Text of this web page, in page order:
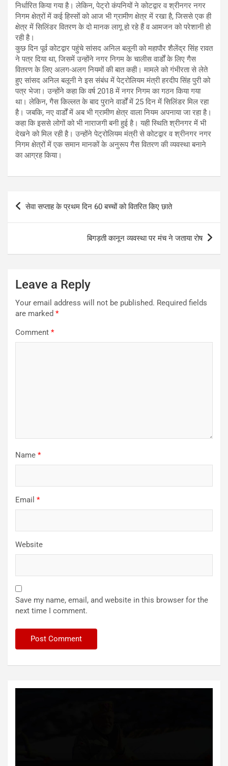
निर्धारित किया गया है। लेकिन, पेट्रो कंपनियों ने कोटद्वार व श्रीनगर नगर
निगम क्षेत्रों में कई हिस्सों को आज भी ग्रामीण क्षेत्र में रखा है, जिससे एक ही
क्षेत्र में सिलिंडर वितरण के दो मानक लागू हो रहे हैं व आमजन को परेशानी हो
रही है।
कुछ दिन पूर्व कोटद्वार पहुंचे सांसद अनिल बलूनी को महापौर शैलेंद्र सिंह रावत
ने पत्र दिया था, जिसमें उन्होंने नगर निगम के चालीस वार्डों के लिए गैस
वितरण के लिए अलग-अलग नियमों की बात कही। मामले को गंभीरता से लेते
हुए सांसद अनिल बलूनी ने इस संबंध में पेट्रोलियम मंत्री हरदीप सिंह पुरी को
पत्र भेजा। उन्होंने कहा कि वर्ष 2018 में नगर निगम का गठन किया गया
था। लेकिन, गैस किल्लत के बाद पुराने वार्डों में 25 दिन में सिलिंडर मिल रहा
है। जबकि, नए वार्डों में अब भी ग्रामीण क्षेत्र वाला नियम अपनाया जा रहा है।
कहा कि इससे लोगों को भी नाराजगी बनी हुई है। यही स्थिति श्रीनगर में भी
देखने को मिल रही है। उन्होंने पेट्रोलियम मंत्री से कोटद्वार व श्रीनगर नगर
निगम क्षेत्रों में एक समान मानकों के अनुरूप गैस वितरण की व्यवस्था बनाने
का आग्रह किया।
Post
सेवा सप्ताह के प्रथम दिन 60 बच्चों को वितरित किए छाते
बिगड़ती कानून व्यवस्था पर मंच ने जताया रोष
Leave a Reply
Your email address will not be published. Required fields
are marked *
Comment *
Name *
Email *
Website
Save my name, email, and website in this browser for the
next time I comment.